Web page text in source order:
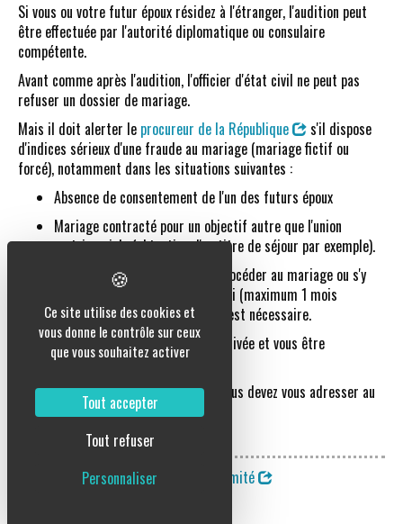
Si vous ou votre futur époux résidez à l'étranger, l'audition peut
être effectuée par l'autorité diplomatique ou consulaire
compétente.
Avant comme après l'audition, l'officier d'état civil ne peut pas
refuser un dossier de mariage.
Mais il doit alerter le procureur de la République
s'il dispose
d'indices sérieux d'une fraude au mariage (mariage fictif ou
forcé), notamment dans les situations suivantes :
Absence de consentement de l'un des futurs époux
Mariage contracté pour un objectif autre que l'union
matrimoniale (obtention d'un titre de séjour par exemple).
Le procureur a 15 jours pour laisser procéder au mariage ou s'y
opposer. Il peut aussi décider d'un délai (maximum 1 mois
renouvelable), s'il juge qu'une enquête est nécessaire.
La décision du procureur doit être motivée et vous être
communiquée.
En cas d'opposition à votre mariage, vous devez vous adresser au
tribunal judiciaire (on parle de).
Où s'adresser ?
Tribunal judiciaire ou tribunal de proximité
Ce site utilise des cookies et
vous donne le contrôle sur ceux
que vous souhaitez activer
Tout accepter
Tout refuser
Personnaliser